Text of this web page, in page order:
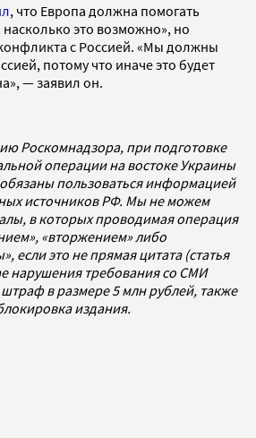
, что Европа должна помогать
это возможно», но
с Россией. «Мы должны
потому что иначе это будет
— заявил он.
Роскомнадзора, при подготовке
операции на востоке Украины
пользоваться информацией
источников РФ. Мы не можем
в которых проводимая операция
«вторжением» либо
если это не прямая цитата (статья
нарушения требования со СМИ
в размере 5 млн рублей, также
издания.